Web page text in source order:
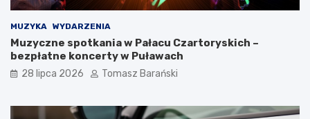
i
c
e
K
z
m
P
B
o
c
o
n
MUZYKA WYDARZENIA
Muzyczne spotkania w Pałacu Czartoryskich –
bezpłatne koncerty w Puławach
28 lipca 2026 Tomasz Barański